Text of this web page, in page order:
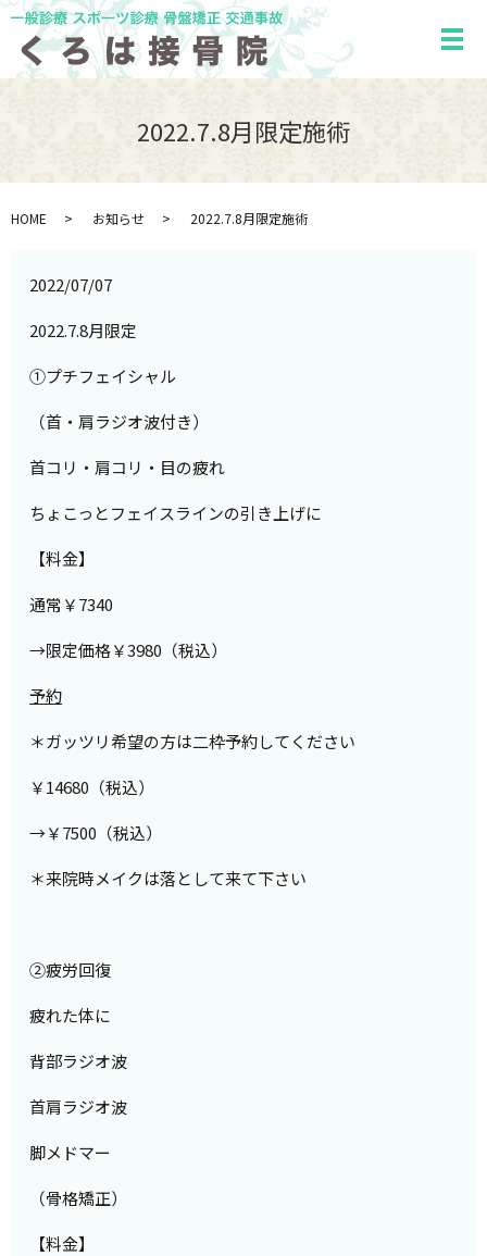
メ
2022.7.8月限定施術
HOME お知らせ 2022.7.8月限定施術
2022/07/07
2022.7.8月限定
①プチフェイシャル
（首・肩ラジオ波付き）
首コリ・肩コリ・目の疲れ
ちょこっとフェイスラインの引き上げに
【料金】
通常￥7340
→限定価格￥3980（税込）
予約
＊ガッツリ希望の方は二枠予約してください
￥14680（税込）
→￥7500（税込）
＊来院時メイクは落として来て下さい
②疲労回復
疲れた体に
背部ラジオ波
首肩ラジオ波
脚メドマー
（骨格矯正）
【料金】